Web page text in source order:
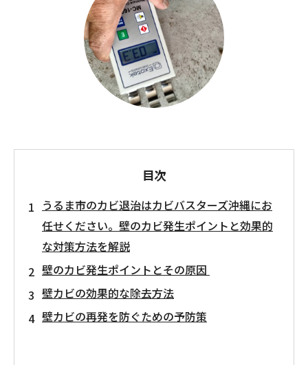
目次
うるま市のカビ退治はカビバスターズ沖縄にお
任せください。壁のカビ発生ポイントと効果的
な対策方法を解説
壁のカビ発生ポイントとその原因
壁カビの効果的な除去方法
壁カビの再発を防ぐための予防策